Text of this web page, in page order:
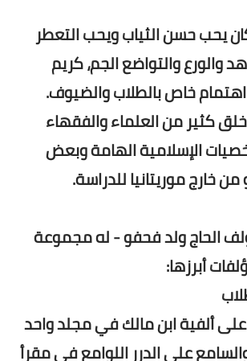
يحب حسن الثياب ويحب التعطر
والورع والتواضع الجم، كريم
اهتمام خاص بالطلاب والضيوف.
كثير من العلماء والفقهاء
الإسلامية الهامة وبعض
من خارج موريتانيا للدراسة.
الحاج ولد فحفو - له مجموعة
أبرزها:
على ألفية ابن مالك في مجلد واحد
على الدرر اللوامع في مقرأ